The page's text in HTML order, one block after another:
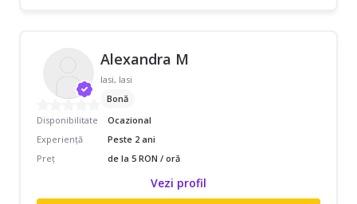
Alexandra M
Iasi, Iasi
Bonă
Disponibilitate
Ocazional
Experiență
Peste 2 ani
Preț
de la 5 RON / oră
Vezi profil